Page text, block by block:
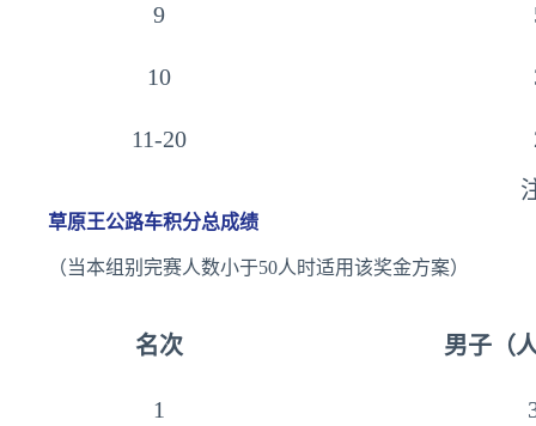
9
10
11-20
草原王公路车积分总成绩
（当本组别完赛人数小于50人时适用该奖金方案）
名次 男子（
1